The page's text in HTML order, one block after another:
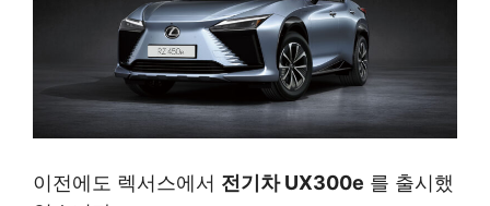
이전에도 렉서스에서 전기차 UX300e 를 출시했